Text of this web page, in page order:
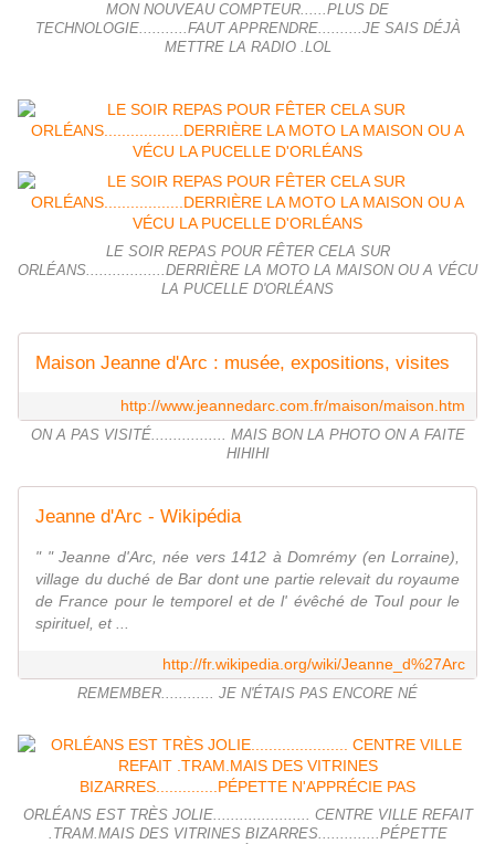
MON NOUVEAU COMPTEUR......PLUS DE
TECHNOLOGIE...........FAUT APPRENDRE..........JE SAIS DÉJÀ
METTRE LA RADIO .LOL
LE SOIR REPAS POUR FÊTER CELA SUR
ORLÉANS..................DERRIÈRE LA MOTO LA MAISON OU A VÉCU
LA PUCELLE D'ORLÉANS
Maison Jeanne d'Arc : musée, expositions, visites
http://www.jeannedarc.com.fr/maison/maison.htm
ON A PAS VISITÉ................. MAIS BON LA PHOTO ON A FAITE
HIHIHI
Jeanne d'Arc - Wikipédia
" " Jeanne d'Arc, née vers 1412 à Domrémy (en Lorraine),
village du duché de Bar dont une partie relevait du royaume
de France pour le temporel et de l' évêché de Toul pour le
spirituel, et ...
http://fr.wikipedia.org/wiki/Jeanne_d%27Arc
REMEMBER............ JE N'ÉTAIS PAS ENCORE NÉ
ORLÉANS EST TRÈS JOLIE...................... CENTRE VILLE REFAIT
.TRAM.MAIS DES VITRINES BIZARRES..............PÉPETTE